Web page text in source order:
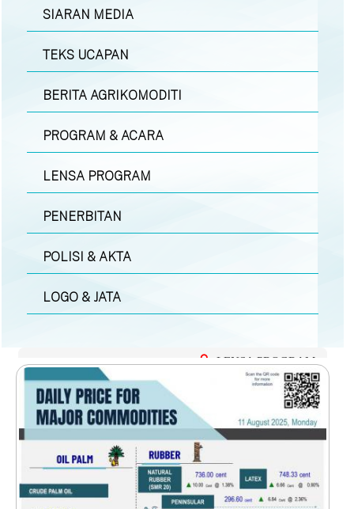
SIARAN MEDIA
TEKS UCAPAN
BERITA AGRIKOMODITI
PROGRAM & ACARA
LENSA PROGRAM
PENERBITAN
POLISI & AKTA
LOGO & JATA
LENSA PROGRAM